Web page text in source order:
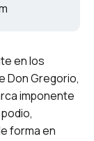
en los
Don Gregorio,
imponente
forma en